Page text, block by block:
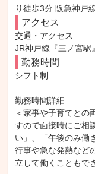
り徒歩3分 阪急神戸
アクセス
交通・アクセス
JR神戸線『三ノ宮駅
勤務時間
シフト制
勤務時間詳細
＜家事や子育てとの
すので面接時にご相
い」、「午後のみ働
行事や急な発熱など
立して働くこともで